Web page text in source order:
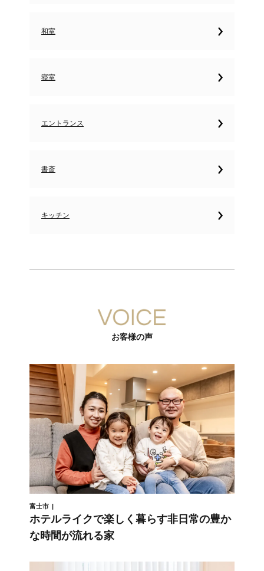
和室
寝室
エントランス
書斎
キッチン
お客様の声
富士市
ホテルライクで楽しく暮らす非日常の豊か
な時間が流れる家